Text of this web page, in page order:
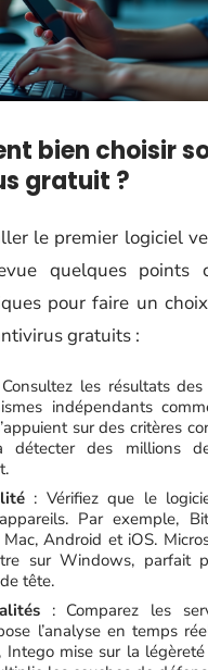
bien choisir
gratuit ?
le premier logiciel
quelques points
pour faire un
gratuits :
les résultats
indépendants
sur des critères
détecter des millions
: Vérifiez que le
Par exemple,
Android et iOS.
sur Windows, parfait
tête.
: Comparez les
l’analyse en temps
Intego mise sur la